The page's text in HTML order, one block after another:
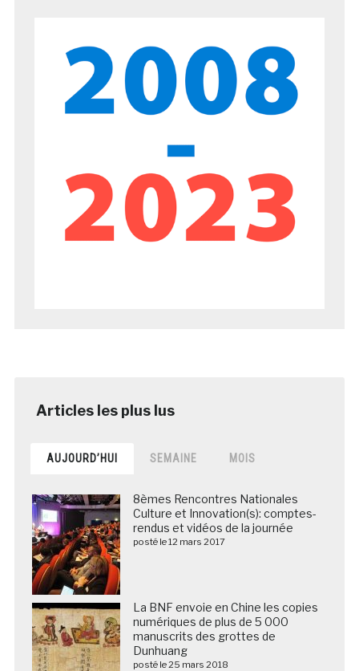
AUJOURD’HUI SEMAINE MOIS
8èmes Rencontres Nationales
Culture et Innovation(s): comptes-
rendus et vidéos de la journée
posté le 12 mars 2017
La BNF envoie en Chine les copies
numériques de plus de 5 000
manuscrits des grottes de
Dunhuang
posté le 25 mars 2018